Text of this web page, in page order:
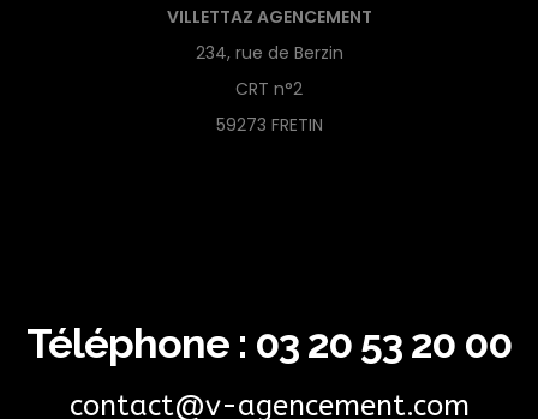
VILLETTAZ AGENCEMENT
234, rue de Berzin
CRT n°2
59273 FRETIN
Téléphone : 03 20 53 20 00
contact@v-agencement.com